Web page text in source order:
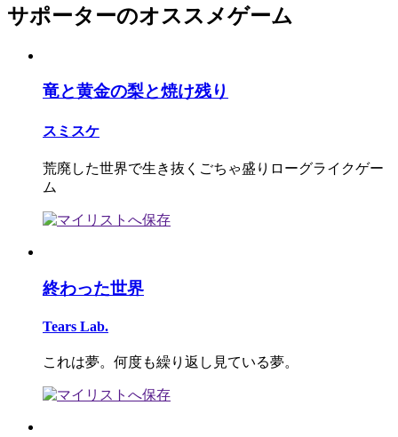
サポーターのオススメゲーム
竜と黄金の梨と焼け残り
スミスケ
荒廃した世界で生き抜くごちゃ盛りローグライクゲー
ム
終わった世界
Tears Lab.
これは夢。何度も繰り返し見ている夢。